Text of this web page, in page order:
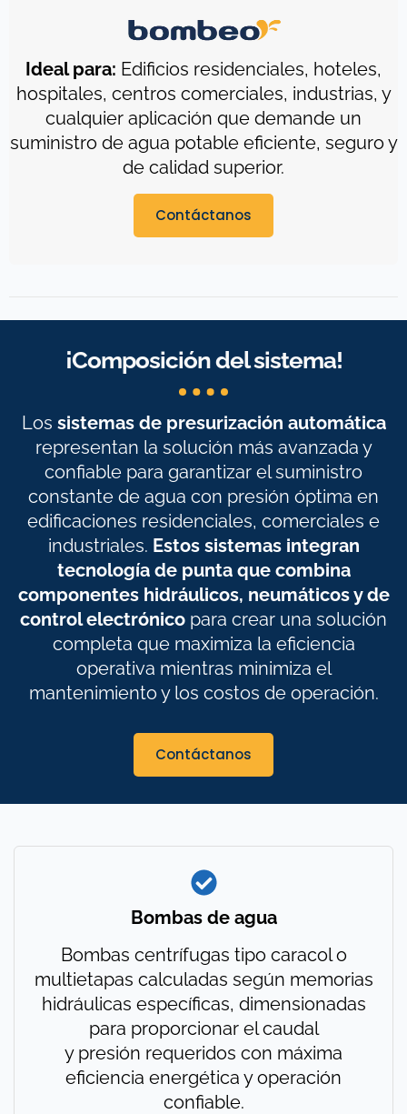
Ideal para: Edificios residenciales, hoteles,
hospitales, centros comerciales, industrias, y
cualquier aplicación que demande un
suministro de agua potable eficiente, seguro y
de calidad superior.
Contáctanos
¡Composición del sistema!
Los sistemas de presurización automática
representan la solución más avanzada y
confiable para garantizar el suministro
constante de agua con presión óptima en
edificaciones residenciales, comerciales e
industriales. Estos sistemas integran
tecnología de punta que combina
componentes hidráulicos, neumáticos y de
control electrónico para crear una solución
completa que maximiza la eficiencia
operativa mientras minimiza el
mantenimiento y los costos de operación.
Contáctanos
Bombas de agua
Bombas centrífugas tipo caracol o
multietapas calculadas según memorias
hidráulicas específicas, dimensionadas
para proporcionar el caudal
y presión requeridos con máxima
eficiencia energética y operación
confiable.